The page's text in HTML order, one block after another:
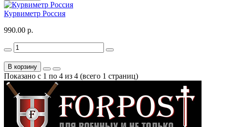
Курвиметр Россия
990.00 р.
В корзину
Показано с 1 по 4 из 4 (всего 1 страниц)